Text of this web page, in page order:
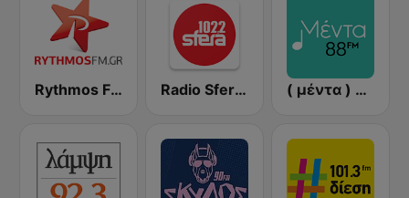
Rythmos FM - Ρυθμος 94.9 Radio Sfera 102.2 FM ( μέντα ) Menta 88 FM